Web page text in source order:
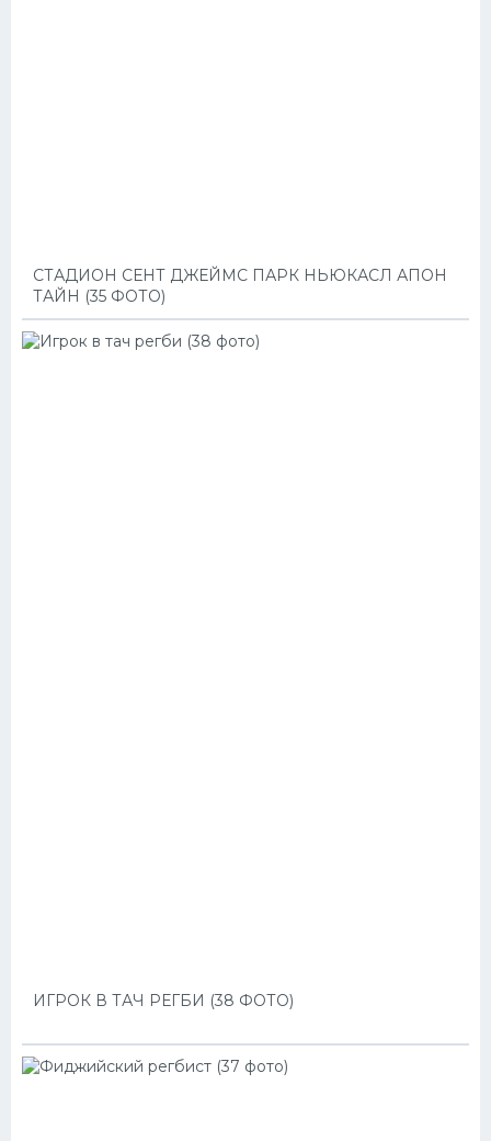
СТАДИОН СЕНТ ДЖЕЙМС ПАРК НЬЮКАСЛ АПОН
ТАЙН (35 ФОТО)
ИГРОК В ТАЧ РЕГБИ (38 ФОТО)